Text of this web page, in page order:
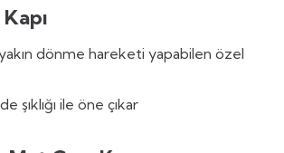
dönme hareketi yapabilen özel
şıklığı ile öne çıkar